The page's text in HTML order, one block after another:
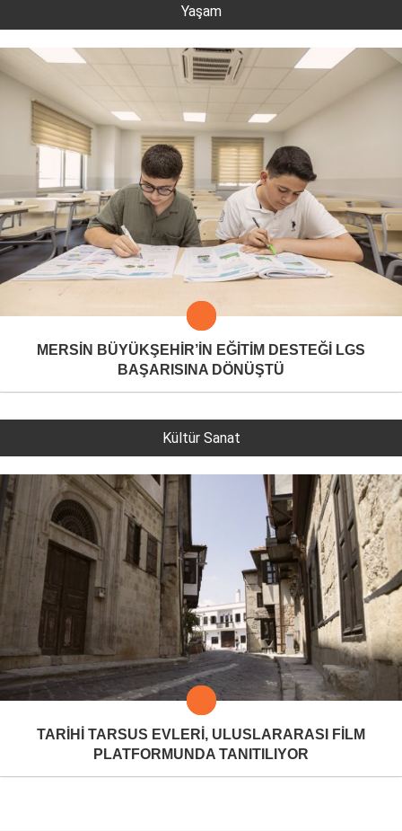
Yaşam
MERSİN BÜYÜKŞEHİR’İN EĞİTİM DESTEĞİ LGS
BAŞARISINA DÖNÜŞTÜ
Kültür Sanat
TARİHİ TARSUS EVLERİ, ULUSLARARASI FİLM
PLATFORMUNDA TANITILIYOR